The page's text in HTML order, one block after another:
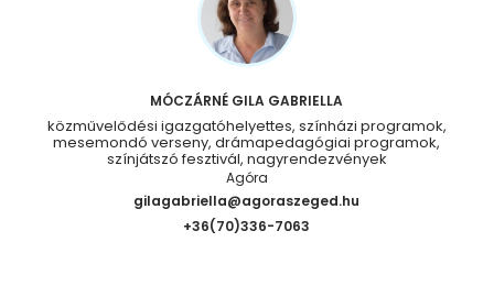
MÓCZÁRNÉ GILA GABRIELLA
közművelődési igazgatóhelyettes, színházi programok,
mesemondó verseny, drámapedagógiai programok,
színjátszó fesztivál, nagyrendezvények
Agóra
gilagabriella@agoraszeged.hu
+36(70)336-7063